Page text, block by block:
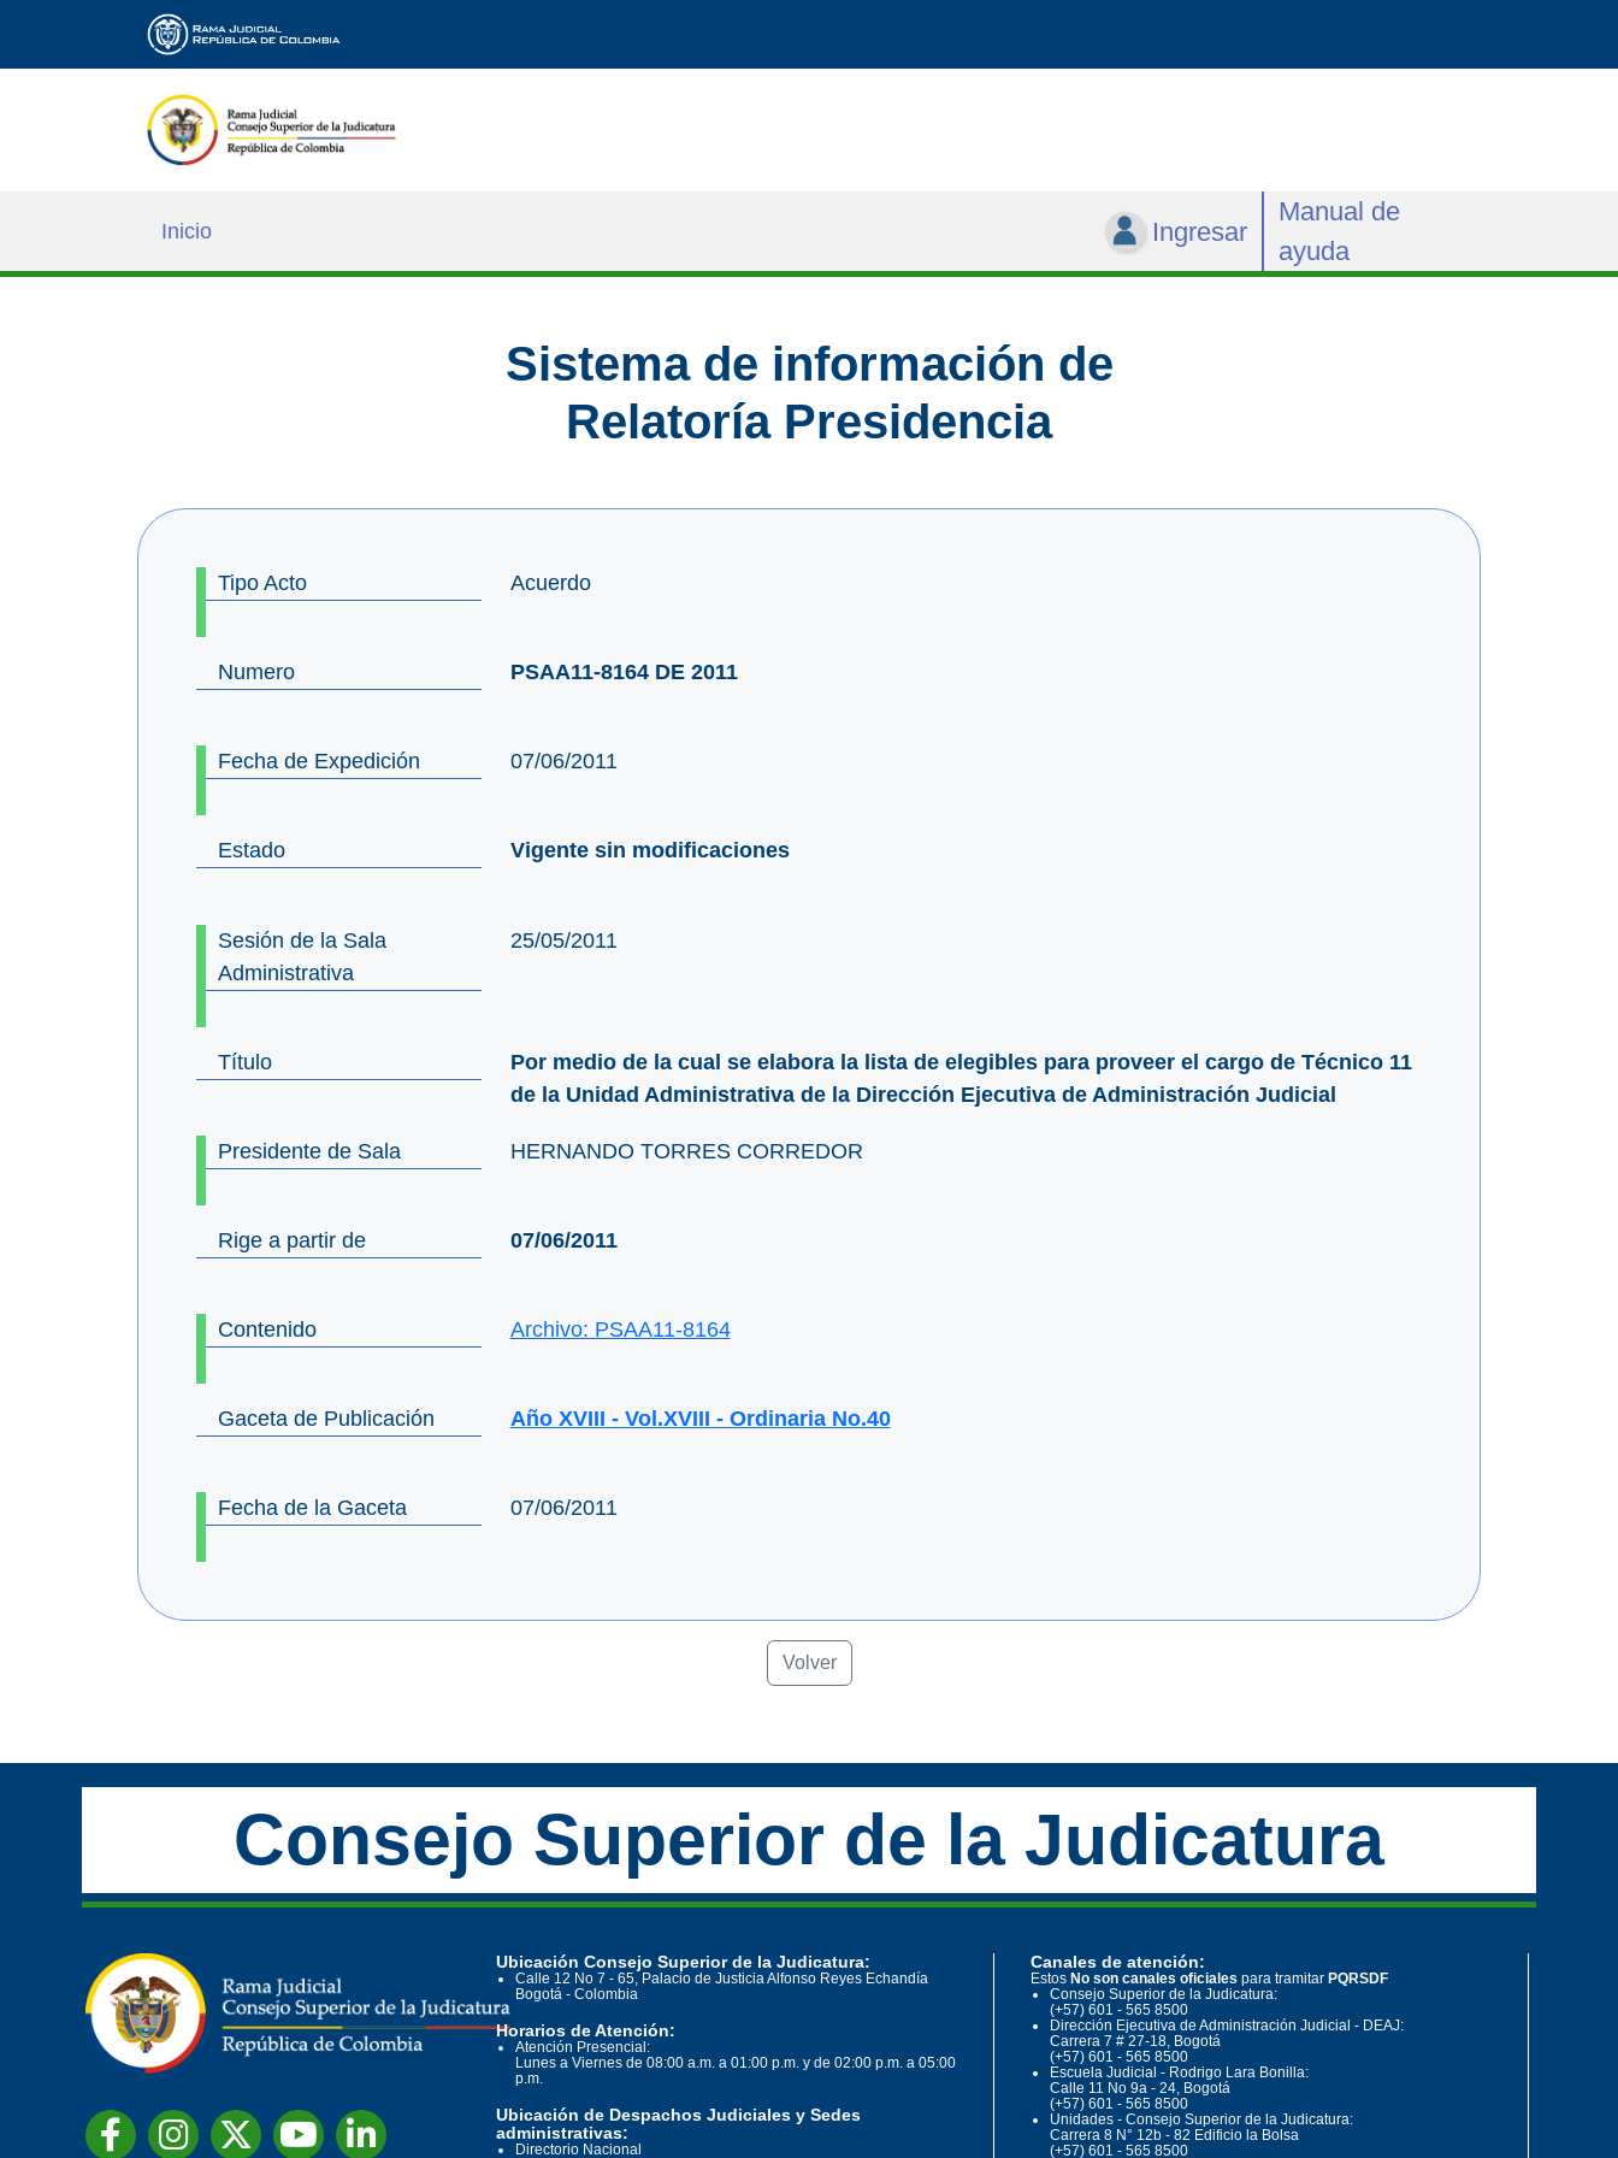
Inicio Ingresar
Manual de
ayuda
Sistema de información de
Relatoría Presidencia
Tipo Acto Acuerdo
Numero PSAA11-8164 DE 2011
Fecha de Expedición 07/06/2011
Estado Vigente sin modificaciones
Sesión de la Sala
Administrativa
25/05/2011
Título
Por medio de la cual se elabora la lista de elegibles para proveer el cargo de Técnico 11
de la Unidad Administrativa de la Dirección Ejecutiva de Administración Judicial
Presidente de Sala HERNANDO TORRES CORREDOR
Rige a partir de 07/06/2011
Contenido Archivo: PSAA11-8164
Gaceta de Publicación Año XVIII - Vol.XVIII - Ordinaria No.40
Fecha de la Gaceta 07/06/2011
Volver
Consejo Superior de la Judicatura
Ubicación Consejo Superior de la Judicatura:
Calle 12 No 7 - 65, Palacio de Justicia Alfonso Reyes Echandía
Bogotá - Colombia
Horarios de Atención:
Atención Presencial:
Lunes a Viernes de 08:00 a.m. a 01:00 p.m. y de 02:00 p.m. a 05:00
p.m.
Ubicación de Despachos Judiciales y Sedes
administrativas:
Directorio Nacional
Canales de atención:
Estos No son canales oficiales para tramitar PQRSDF
Consejo Superior de la Judicatura:
(+57) 601 - 565 8500
Dirección Ejecutiva de Administración Judicial - DEAJ:
Carrera 7 # 27-18, Bogotá
(+57) 601 - 565 8500
Escuela Judicial - Rodrigo Lara Bonilla:
Calle 11 No 9a - 24, Bogotá
(+57) 601 - 565 8500
Unidades - Consejo Superior de la Judicatura:
Carrera 8 N° 12b - 82 Edificio la Bolsa
(+57) 601 - 565 8500